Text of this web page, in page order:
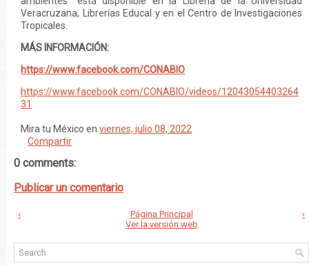
Veracruzana, Librerías Educal y en el Centro de Investigaciones
Tropicales.
MÁS INFORMACIÓN:
https://www.facebook.com/CONABIO
https://www.facebook.com/CONABIO/videos/12043054403264
31
Mira tu México en viernes, julio 08, 2022
Compartir
0 comments:
Publicar un comentario
‹ ›
Página Principal
Ver la versión web